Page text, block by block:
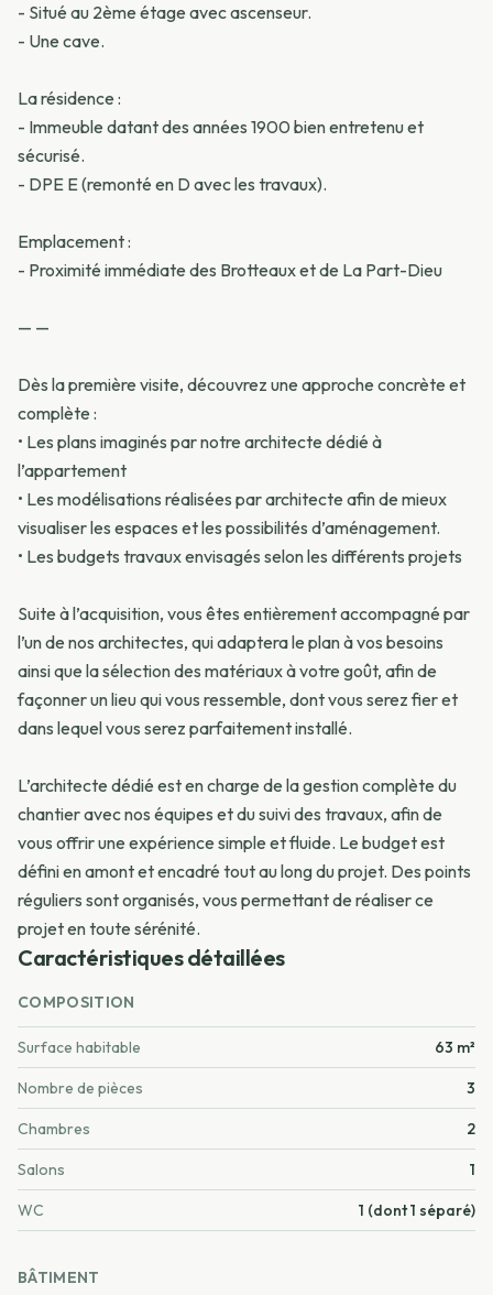
- Situé au 2ème étage avec ascenseur.
- Une cave.
La résidence :
- Immeuble datant des années 1900 bien entretenu et
sécurisé.
- DPE E (remonté en D avec les travaux).
Emplacement :
- Proximité immédiate des Brotteaux et de La Part-Dieu
— —
Dès la première visite, découvrez une approche concrète et
complète :
•⁠ ⁠Les plans imaginés par notre architecte dédié à
l’appartement
•⁠ ⁠Les modélisations réalisées par architecte afin de mieux
visualiser les espaces et les possibilités d’aménagement.
•⁠ ⁠Les budgets travaux envisagés selon les différents projets
Suite à l’acquisition, vous êtes entièrement accompagné par
l’un de nos architectes, qui adaptera le plan à vos besoins
ainsi que la sélection des matériaux à votre goût, afin de
façonner un lieu qui vous ressemble, dont vous serez fier et
dans lequel vous serez parfaitement installé.
L’architecte dédié est en charge de la gestion complète du
chantier avec nos équipes et du suivi des travaux, afin de
vous offrir une expérience simple et fluide. Le budget est
défini en amont et encadré tout au long du projet. Des points
réguliers sont organisés, vous permettant de réaliser ce
projet en toute sérénité.
Caractéristiques détaillées
COMPOSITION
Surface habitable 63 m²
Nombre de pièces 3
Chambres 2
Salons 1
WC 1 (dont 1 séparé)
BÂTIMENT